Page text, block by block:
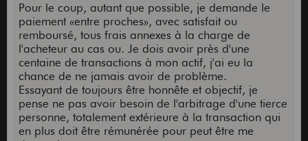
Pour le coup, autant que possible, je demande le
paiement «entre proches», avec satisfait ou
remboursé, tous frais annexes à la charge de
l'acheteur au cas ou. Je dois avoir près d'une
centaine de transactions à mon actif, j'ai eu la
chance de ne jamais avoir de problème.
Essayant de toujours être honnête et objectif, je
pense ne pas avoir besoin de l'arbitrage d'une tierce
personne, totalement extérieure à la transaction qui
en plus doit être rémunérée pour peut être me